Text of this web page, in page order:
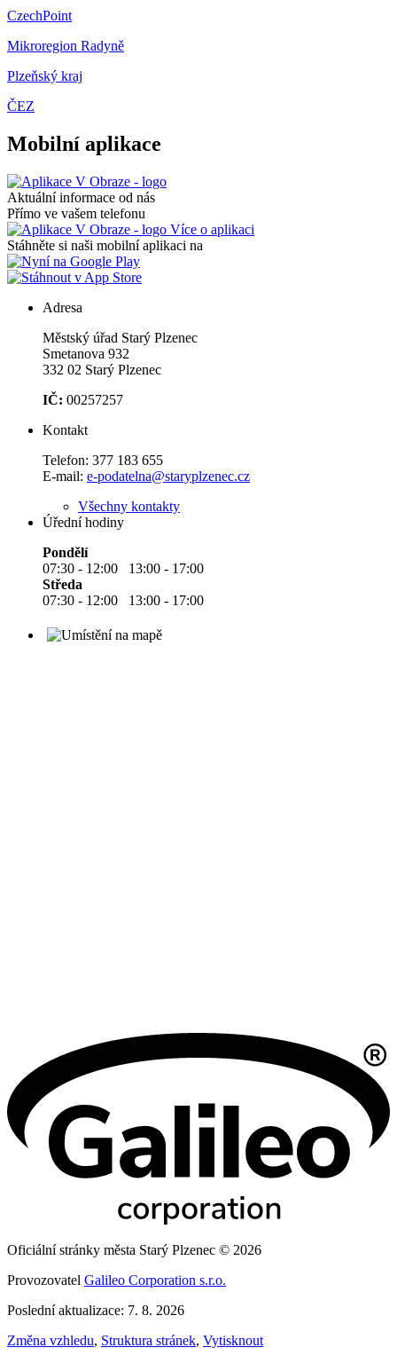
CzechPoint
Mikroregion Radyně
Plzeňský kraj
ČEZ
Mobilní aplikace
Aktuální informace od nás
Přímo ve vašem telefonu
Více o aplikaci
Stáhněte si naši mobilní aplikaci na
Adresa
Městský úřad Starý Plzenec
Smetanova 932
332 02 Starý Plzenec
IČ: 00257257
Kontakt
Telefon: 377 183 655
E-mail: e-podatelna@staryplzenec.cz
Všechny kontakty
Úřední hodiny
Pondělí
07:30 - 12:00 13:00 - 17:00
Středa
07:30 - 12:00 13:00 - 17:00
Oficiální stránky města Starý Plzenec © 2026
Provozovatel Galileo Corporation s.r.o.
Poslední aktualizace: 7. 8. 2026
Změna vzhledu, Struktura stránek, Vytisknout